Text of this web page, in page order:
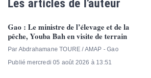
Les articles de l'auteur
Gao : Le ministre de l’élevage et de la
pêche, Youba Bah en visite de terrain
Par Abdrahamane TOURE / AMAP - Gao
Publié mercredi 05 août 2026 à 13:51